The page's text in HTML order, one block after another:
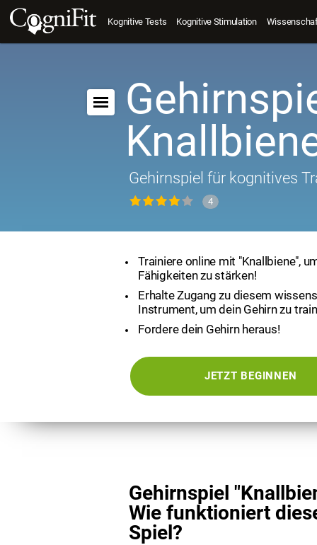
Kognitive Tests Kognitive Stimulation
Gehirnspiel für kognitives
4
Trainiere online mit "Knallbiene",
Fähigkeiten zu stärken!
Erhalte Zugang zu diesem
Instrument, um dein Gehirn zu
Fordere dein Gehirn heraus!
JETZT BEGINNEN
Gehirnspiel
Wie funktioniert
Spiel?